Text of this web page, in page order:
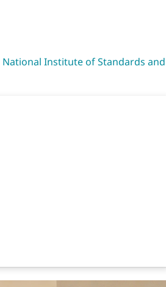
National Institute of Standards and